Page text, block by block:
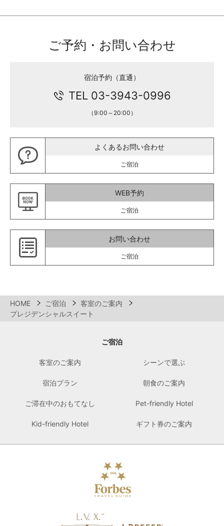
ご予約・お問い合わせ
宿泊予約（直通）
TEL 03-3943-0996
（9:00～20:00）
よくあるお問い合わせ
ご宿泊
WEB予約
ご宿泊
お問い合わせ
ご宿泊
HOME ご宿泊
客室のご案内
プレジデンシャルスイート
ご宿泊
客室のご案内 シーンで選ぶ
宿泊プラン 朝食のご案内
ご滞在中のおもてなし Pet-friendly Hotel
Kid-friendly Hotel ギフト券のご案内